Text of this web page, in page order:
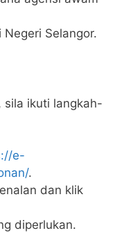
Selangor.
sila ikuti langkah-
e-
.
dan klik
diperlukan.